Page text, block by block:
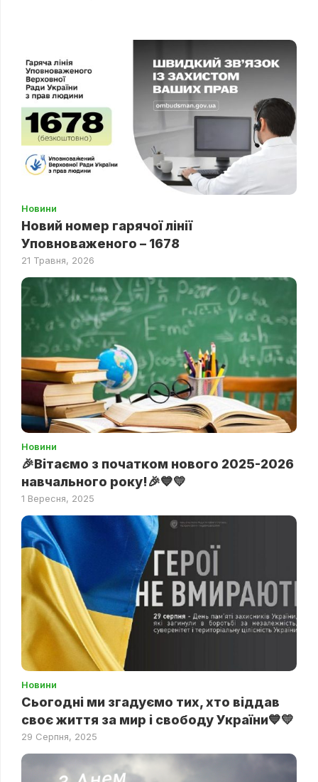
Новини
Новий номер гарячої лінії
Уповноваженого – 1678
21 Травня, 2026
Новини
🎉Вітаємо з початком нового 2025-2026
навчального року!🎉💙💛
1 Вересня, 2025
Новини
Сьогодні ми згадуємо тих, хто віддав
своє життя за мир і свободу України💙💛
29 Серпня, 2025